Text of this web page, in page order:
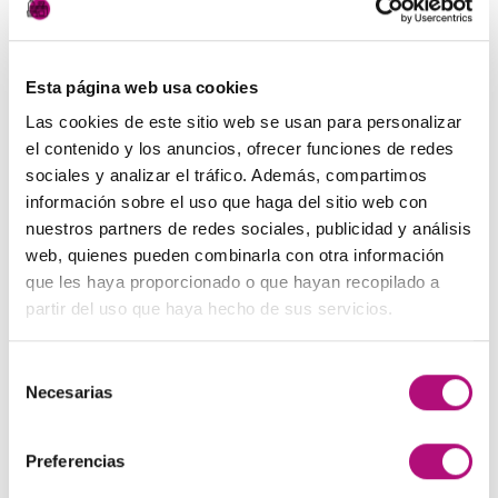
Esta página web usa cookies
Las cookies de este sitio web se usan para personalizar
el contenido y los anuncios, ofrecer funciones de redes
sociales y analizar el tráfico. Además, compartimos
información sobre el uso que haga del sitio web con
nuestros partners de redes sociales, publicidad y análisis
web, quienes pueden combinarla con otra información
que les haya proporcionado o que hayan recopilado a
partir del uso que haya hecho de sus servicios.
Necesarias
Preferencias
Añadir
lista de
deseos
PELUQUERÍA
Cera de agua Jelly
Medavita
AÑADIR AL CARRITO
Añadir
lista de
deseos
PELUQUERÍA
Polvos Volumen Magnum
Medavita
AÑADIR AL CARRITO